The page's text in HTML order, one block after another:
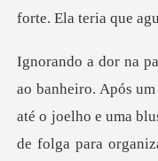
de folga para